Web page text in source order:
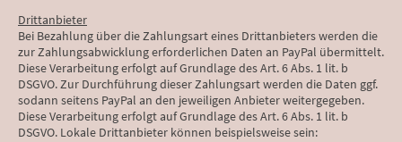
Drittanbieter
Bei Bezahlung über die Zahlungsart eines Drittanbieters werden die
zur Zahlungsabwicklung erforderlichen Daten an PayPal übermittelt.
Diese Verarbeitung erfolgt auf Grundlage des Art. 6 Abs. 1 lit. b
DSGVO. Zur Durchführung dieser Zahlungsart werden die Daten ggf.
sodann seitens PayPal an den jeweiligen Anbieter weitergegeben.
Diese Verarbeitung erfolgt auf Grundlage des Art. 6 Abs. 1 lit. b
DSGVO. Lokale Drittanbieter können beispielsweise sein: